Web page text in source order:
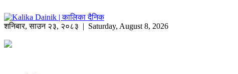
शनिबार,साउन २३, २०८३ | Saturday, August 8, 2026